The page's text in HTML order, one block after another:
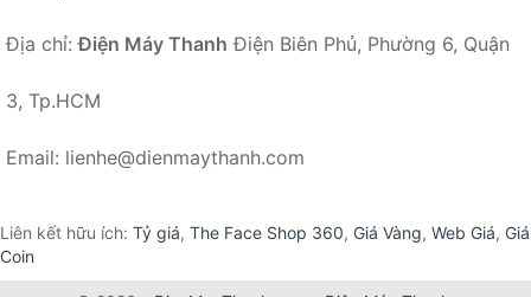
Địa chỉ:Điện Máy Thanh Điện Biên Phủ, Phường 6, Quận
3, Tp.HCM
Email: lienhe@dienmaythanh.com
Liên kết hữu ích: Tỷ giá, The Face Shop 360, Giá Vàng, Web Giá, Giá
Coin